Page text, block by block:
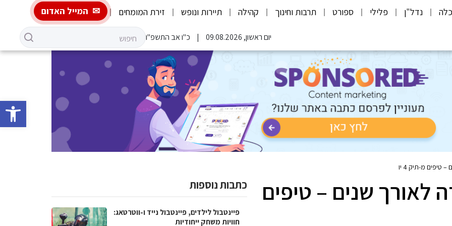
פתח
נדל"ן פלילי ספורט תרבות וחינוך קהילה תיירות ונופש זירת המומחים המייל האדום
יום ראשון, 09.08.2026 כ"ו אב התשפ"ו
מ-תיק 4 יו
לאורך שנים – טיפים כתבות נוספות
פיינטבול לילדים, פיינטבול נייד ו-ווטרטאג:
חוויות משחק ייחודיות